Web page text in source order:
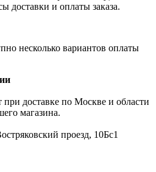
доставки и оплаты заказа.
несколько вариантов оплаты
при доставке по Москве и области
магазина.
проезд, 10Бс1